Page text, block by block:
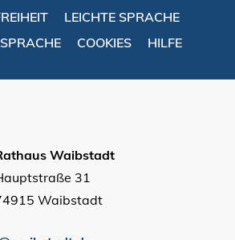
LEICHTE SPRACHE
COOKIES HILFE
Waibstadt
31
Waibstadt